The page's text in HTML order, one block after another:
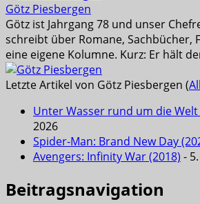
Götz Piesbergen
Götz ist Jahrgang 78 und unser
schreibt über Romane, Sachbücher,
eine eigene Kolumne. Kurz: Er hält
Letzte Artikel von Götz Piesbergen (
Unter Wasser rund um die Welt
2026
Spider-Man: Brand New Day
Avengers: Infinity War (2018) -
Beitragsnavigation